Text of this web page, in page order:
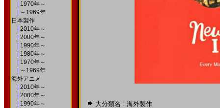
1970年～
～1969年
日本製作
2010年～
2000年～
1990年～
1980年～
1970年～
～1969年
海外アニメ
2010年～
2000年～
1990年～
大分類名 : 海外製作